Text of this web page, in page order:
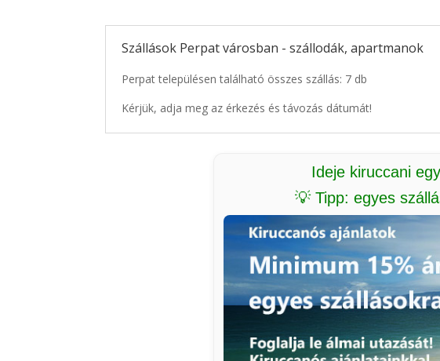
Szállások Perpat városban - szállodák, apartmanok
Perpat településen található összes szállás: 7 db
Kérjük, adja meg az érkezés és távozás dátumát!
Ideje kiruccani
💡 Tipp: egyes